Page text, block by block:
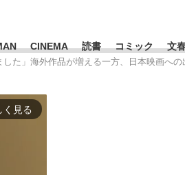
CINEMA 読書 コミック 文
た」海外作品が増える一方、日本映画へ
く見る